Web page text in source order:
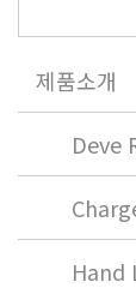
제품소개
Deve
Hand